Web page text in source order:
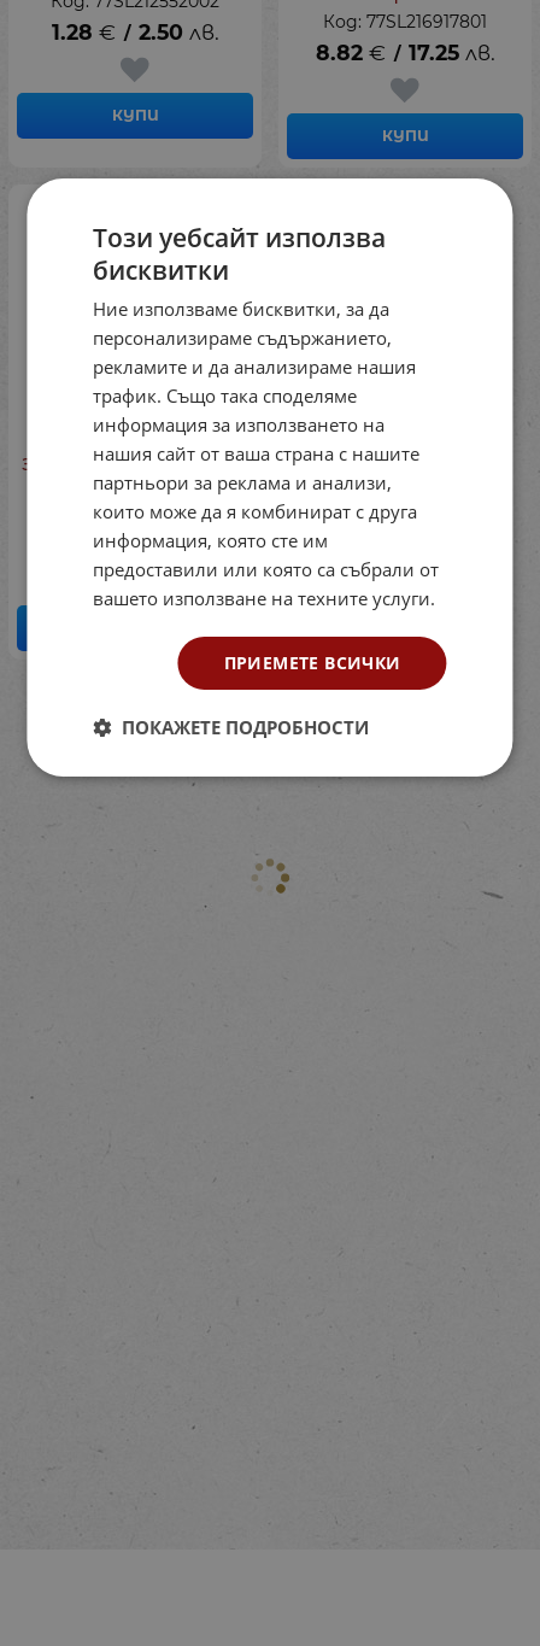
1.28 € / 2.50 лв.
КУПИ
Код: 77SL216917801
8.82 € / 17.25 лв.
КУПИ
За декорация: Венец от
слама, 30 см
Код: 77SL216823300
€ / 6.00 лв.
Този уебсайт използва
бисквитки
Ние използваме бисквитки, за да
персонализираме съдържанието,
рекламите и да анализираме нашия
трафик. Също така споделяме
информация за използването на
нашия сайт от ваша страна с нашите
партньори за реклама и анализи,
които може да я комбинират с друга
информация, която сте им
предоставили или която са събрали от
вашето използване на техните услуги.
ПРИЕМЕТЕ ВСИЧКИ
ПОКАЖЕТЕ ПОДРОБНОСТИ